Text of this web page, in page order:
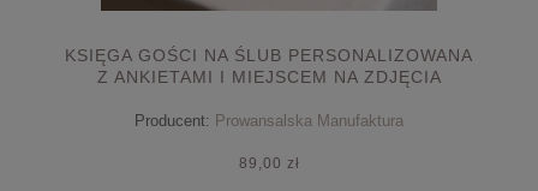
KSIĘGA GOŚCI NA ŚLUB PERSONALIZOWANA
Z ANKIETAMI I MIEJSCEM NA ZDJĘCIA
Producent: Prowansalska Manufaktura
89,00 zł